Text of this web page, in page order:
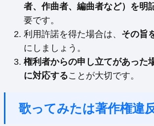
者、作曲者、編曲者など）を明
要です。
利用許諾を得た場合は、 その旨
にしましょう。
権利者からの申し立てがあった
に対応することが大切です。
歌ってみたは著作権違